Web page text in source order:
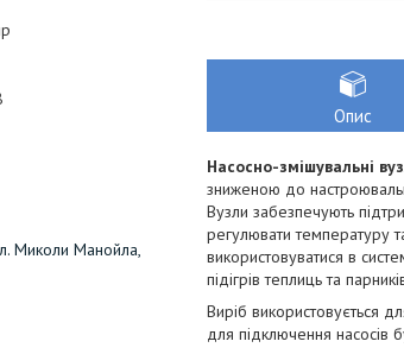
Миколи Манойла,
Опис
Насосно-змішувальні
зниженою до
Вузли забезпечують
регулювати температуру
використовуватися в
підігрів теплиць та
Виріб використовується
для підключення насосів